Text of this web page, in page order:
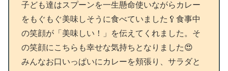
子ども達はスプーンを一生懸命使いながらカレー
をもぐもぐ美味しそうに食べていました🥄食事中
の笑顔が「美味しい！」を伝えてくれました。そ
の笑顔にこちらも幸せな気持ちとなりました😍
みんなお口いっぱいにカレーを頬張り、サラダと